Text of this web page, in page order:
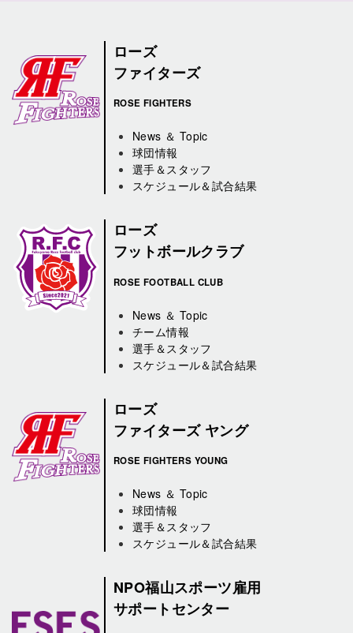
ローズ
ファイターズ
ROSE FIGHTERS
News ＆ Topic
球団情報
選手＆スタッフ
スケジュール＆試合結果
ローズ
フットボールクラブ
ROSE FOOTBALL CLUB
News ＆ Topic
チーム情報
選手＆スタッフ
スケジュール＆試合結果
ローズ
ファイターズ ヤング
ROSE FIGHTERS YOUNG
News ＆ Topic
球団情報
選手＆スタッフ
スケジュール＆試合結果
NPO福山スポーツ雇用
サポートセンター